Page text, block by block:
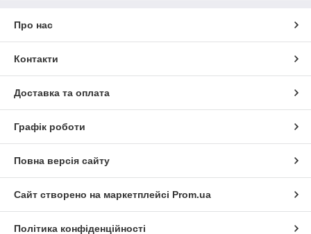
Про нас
Контакти
Доставка та оплата
Графік роботи
Повна версія сайту
Сайт створено на маркетплейсі Prom.ua
Політика конфіденційності